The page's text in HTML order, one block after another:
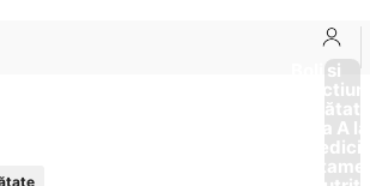
Boli si
Afectiuni
Sănătate
de la A